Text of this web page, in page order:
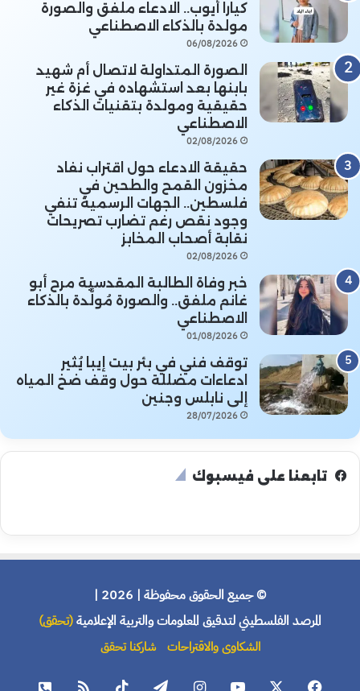
كيارا أيوب.. الادعاء ملفق والصورة
مولدة بالذكاء الاصطناعي
06/08/2026
الصورة المتداولة لاتصال أم شهيد
بابنها بعد استشهاده في غزة غير
حقيقية ومولدة بتقنيات الذكاء
الاصطناعي
02/08/2026
حقيقة الادعاء حول اقتراب نفاد
مخزون القمح والطحين في
فلسطين.. الجهات الرسمية تنفي
وجود نقص رغم تضارب تصريحات
نقابة أصحاب المخابز
02/08/2026
خبر وفاة الطالبة المقدسية مرح أبو
غانم ملفق.. والصورة مُولَّدة بالذكاء
الاصطناعي
01/08/2026
توقف فني في بئر بيت إيبا يُثير
ادعاءات مضللة حول وقف ضخ المياه
إلى نابلس وجنين
28/07/2026
تابعنا على فيسبوك
© جميع الحقوق محفوظة | 2026 |
المرصد الفلسطيني لتدقيق المعلومات والتربية الإعلامية(تحقق)
الشكاوى والاقتراحات شاركنا تحقق